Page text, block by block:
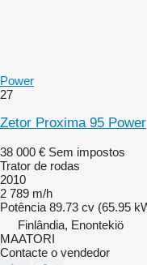
Power
27
Zetor Proxima 95 Power
38 000 € Sem impostos
Trator de rodas
2010
2 789 m/h
Potência 89.73 cv (65.95
Finlândia, Enontekiö
MAATORI
Contacte o vendedor